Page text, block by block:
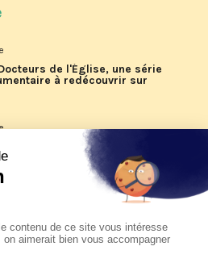
de l'Église, une série
à redécouvrir sur
reportages d'été 2026 de KTO
pastorale du pape Léon
Assise à suivre sur KTO le
6 août